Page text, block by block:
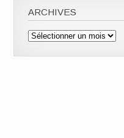
ARCHIVES
Archives